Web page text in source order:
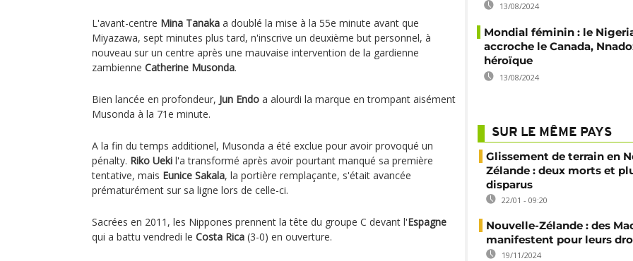
L'avant-centre Mina Tanaka a doublé la mise à la 55e minute avant que
Miyazawa, sept minutes plus tard, n'inscrive un deuxième but personnel, à
nouveau sur un centre après une mauvaise intervention de la gardienne
zambienne Catherine Musonda.
Bien lancée en profondeur, Jun Endo a alourdi la marque en trompant aisément
Musonda à la 71e minute.
A la fin du temps additionel, Musonda a été exclue pour avoir provoqué un
pénalty. Riko Ueki l'a transformé après avoir pourtant manqué sa première
tentative, mais Eunice Sakala, la portière remplaçante, s'était avancée
prématurément sur sa ligne lors de celle-ci.
Sacrées en 2011, les Nippones prennent la tête du groupe C devant l'Espagne
qui a battu vendredi le Costa Rica (3-0) en ouverture.
13/08/2024
Mondial féminin : le
accroche le Canada,
héroïque
13/08/2024
SUR LE MÊME PAYS
Glissement de terrain en
Zélande : deux morts et
disparus
22/01 - 09:20
Nouvelle-Zélande : des
manifestent pour leurs
19/11/2024